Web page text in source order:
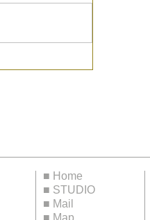
■ Home
■ STUDIO
■ Mail
■ Map